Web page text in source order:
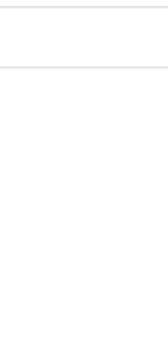
som
berømmelse